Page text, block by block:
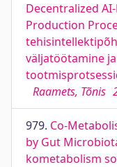
Decentralized
Production
väljatöötamine
Raamets, Tõnis
979. Co-
by Gut
kometabolism